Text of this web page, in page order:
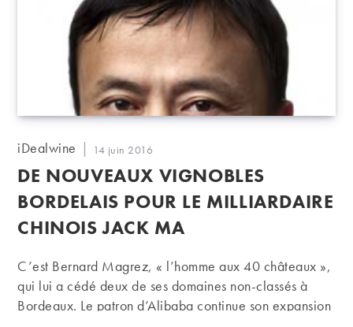
Auteur/autrice
la
publication :
iDealwine
Publication
publiée :
14 juin 2016
DE NOUVEAUX VIGNOBLES
BORDELAIS POUR LE MILLIARDAIRE
CHINOIS JACK MA
C’est Bernard Magrez, « l’homme aux 40 châteaux »,
qui lui a cédé deux de ses domaines non-classés à
Bordeaux. Le patron d’Alibaba continue son expansion